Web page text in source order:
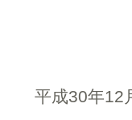
平成30年12